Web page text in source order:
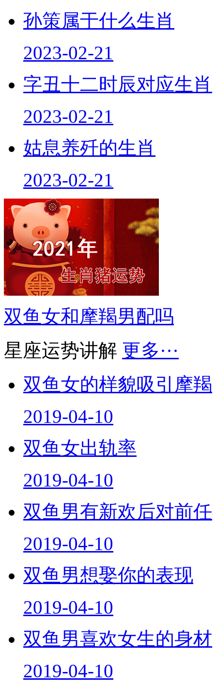
孙策属于什么生肖
2023-02-21
字丑十二时辰对应生肖
2023-02-21
姑息养歼的生肖
2023-02-21
双鱼女和摩羯男配吗
星座运势讲解 更多···
双鱼女的样貌吸引摩羯
2019-04-10
双鱼女出轨率
2019-04-10
双鱼男有新欢后对前任
2019-04-10
双鱼男想娶你的表现
2019-04-10
双鱼男喜欢女生的身材
2019-04-10